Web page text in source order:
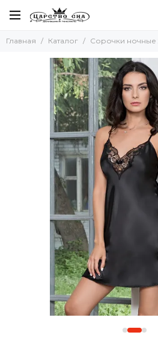
Сорочки ночные женские
Натуральный шелк
Искусственный шелк
Кружевные
Сорочки-рубашки
Главная Каталог Сорочки ночные